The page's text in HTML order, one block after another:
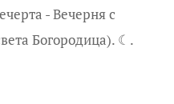
- Вечерня с
Богородица). ☾.